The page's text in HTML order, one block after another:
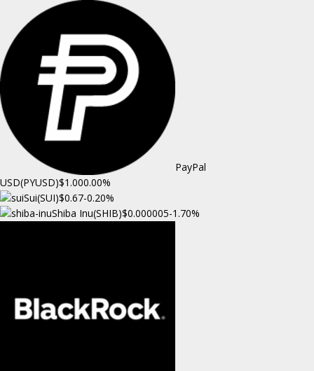
PayPal
USD(PYUSD)$1.000.00%
Sui(SUI)$0.67-0.20%
Shiba Inu(SHIB)$0.000005-1.70%